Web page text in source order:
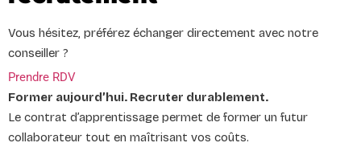
Vous hésitez, préférez échanger directement avec notre
conseiller ?
Prendre RDV
Former aujourd’hui. Recruter durablement.
Le contrat d’apprentissage permet de former un futur
collaborateur tout en maîtrisant vos coûts.